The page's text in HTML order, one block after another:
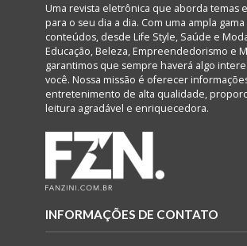
Uma revista eletrônica que aborda temas
para o seu dia a dia. Com uma ampla gama
conteúdos, desde Life Style, Saúde e
Educação, Beleza, Empreendedorismo e
garantimos que sempre haverá algo
você. Nossa missão é oferecer
entretenimento de alta qualidade,
leitura agradável e enriquecedora.
INFORMAÇÕES DE CONTATO